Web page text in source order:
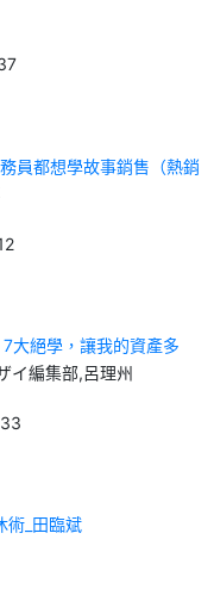
歡！_朴真英, 馮燕珠
員都想學故事銷售（熱銷
7大絕學，讓我的資產多
ヤモンド・ザイ編集部,
イ編集部,呂理州
術_田臨斌